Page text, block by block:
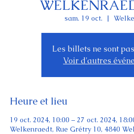
sam. 19 oct.
  |
Les billets ne sont
Voir d'autres
Heure et lieu
19 oct. 2024, 10:00 – 27 oct. 2024,
Welkenraedt, Rue Grétry 10, 4840